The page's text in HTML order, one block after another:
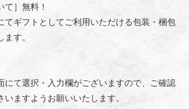
て］無料！
てギフトとしてご利用いただける包装・梱包
す。
にて選択・入力欄がございますので、ご確認
ますようお願いいたします。